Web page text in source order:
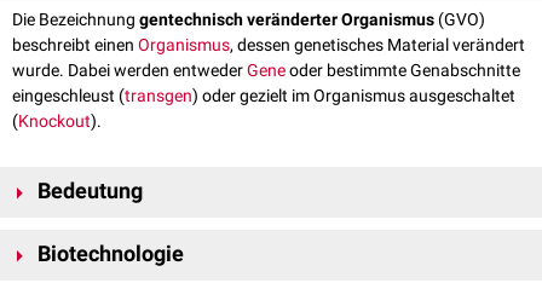
Die Bezeichnung gentechnisch veränderter Organismus (GVO)
beschreibt einen Organismus, dessen genetisches Material verändert
wurde. Dabei werden entwederGeneoder bestimmte Genabschnitte
eingeschleust (transgen) oder gezielt im Organismus ausgeschaltet
(Knockout).
Bedeutung
Bedingungen durchKreuzen
Biotechnologie